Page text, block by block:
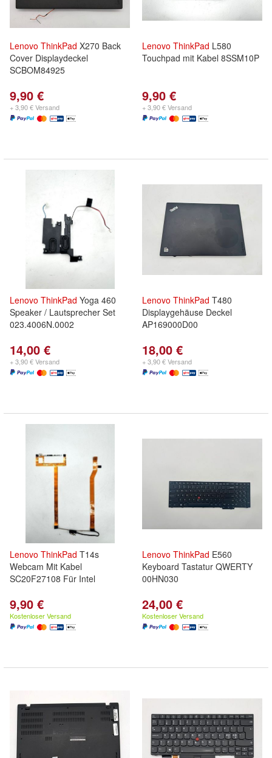
Lenovo ThinkPad X270 Back
Cover Displaydeckel
SCBOM84925
9,90 €
+ 3,90 € Versand
Lenovo ThinkPad L580
Touchpad mit Kabel 8SSM10P
9,90 €
+ 3,90 € Versand
Lenovo ThinkPad Yoga 460
Speaker / Lautsprecher Set
023.4006N.0002
14,00 €
+ 3,90 € Versand
Lenovo ThinkPad T480
Displaygehäuse Deckel
AP169000D00
18,00 €
+ 3,90 € Versand
Lenovo ThinkPad T14s
Webcam Mit Kabel
SC20F27108 Für Intel
9,90 €
Kostenloser Versand
Lenovo ThinkPad E560
Keyboard Tastatur QWERTY
00HN030
24,00 €
Kostenloser Versand